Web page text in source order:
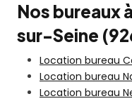
Nos bureaux
sur-Seine
Location bureau
Location bureau
Location bureau